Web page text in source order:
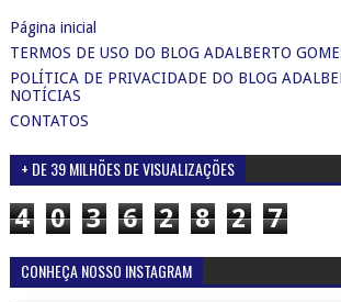
Página inicial
TERMOS DE USO DO BLOG ADALBERTO
POLÍTICA DE PRIVACIDADE DO BLOG
NOTÍCIAS
CONTATOS
+ DE 39 MILHÕES DE VISUALIZAÇÕES
4 0 3 6 2 8 2 7
CONHEÇA NOSSO INSTAGRAM